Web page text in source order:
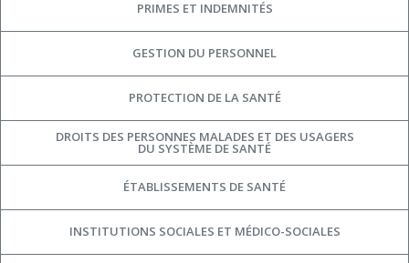
PRIMES ET INDEMNITÉS
GESTION DU PERSONNEL
PROTECTION DE LA SANTÉ
DROITS DES PERSONNES MALADES ET DES USAGERS
DU SYSTÈME DE SANTÉ
ÉTABLISSEMENTS DE SANTÉ
INSTITUTIONS SOCIALES ET MÉDICO-SOCIALES